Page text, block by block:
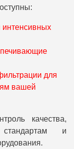
интенсивных
для
вашей
качества,
стандартам и